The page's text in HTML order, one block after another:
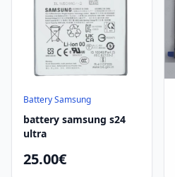
Battery Samsung
battery samsung s24
ultra
25.00€